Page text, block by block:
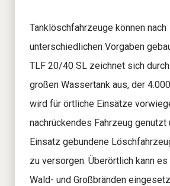
Tanklöschfahrzeuge können nach
unterschiedlichen Vorgaben
TLF 20/40 SL zeichnet sich
großen Wassertank aus, der
wird für örtliche Einsätze
nachrückendes Fahrzeug
Einsatz gebundene
zu versorgen. Überörtlich kann
Wald- und Großbränden